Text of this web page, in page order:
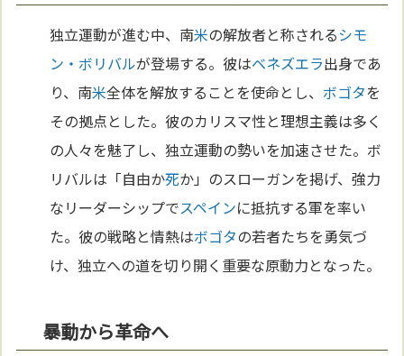
独立運動が進む中、南米の解放者と称されるシモ
ン・ボリバルが登場する。彼はベネズエラ出身であ
り、南米全体を解放することを使命とし、 ボゴタを
その拠点とした。彼のカリスマ性と理想主義は多く
の人々を魅了し、独立運動の勢いを加速させた。ボ
リバルは「自由か死か」のスローガンを掲げ、強力
なリーダーシップでスペインに抵抗する軍を率い
た。彼の戦略と情熱はボゴタの若者たちを勇気づ
け、独立への道を切り開く重要な原動力となった。
暴動から革命へ